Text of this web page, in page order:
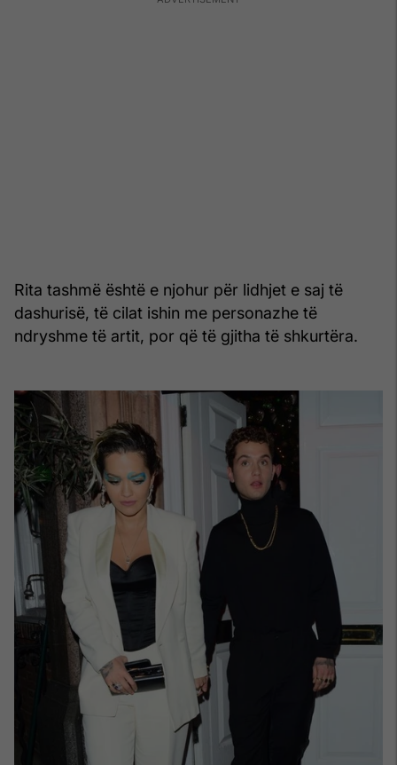
Rita tashmë është e njohur për lidhjet e saj të
dashurisë, të cilat ishin me personazhe të
ndryshme të artit, por që të gjitha të shkurtëra.